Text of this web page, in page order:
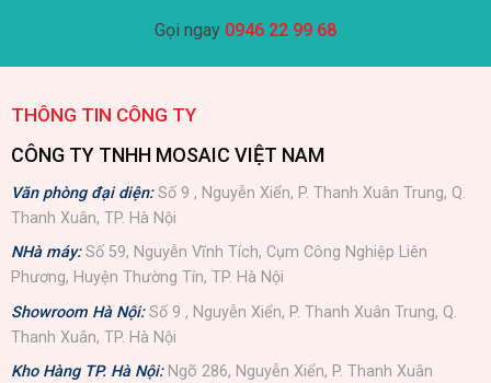
Gọi ngay 0946 22 99 68
THÔNG TIN CÔNG TY
CÔNG TY TNHH MOSAIC VIỆT NAM
Văn phòng đại diện:Số 9 , Nguyễn Xiển, P. Thanh Xuân Trung, Q.
Thanh Xuân, TP. Hà Nội
NHà máy: Số 59, Nguyễn Vĩnh Tích, Cụm Công Nghiệp Liên
Phương, Huyện Thường Tín, TP. Hà Nội
Showroom Hà Nội: Số 9 , Nguyễn Xiển, P. Thanh Xuân Trung, Q.
Thanh Xuân, TP. Hà Nội
Kho Hàng TP. Hà Nội: Ngõ 286, Nguyễn Xiển, P. Thanh Xuân